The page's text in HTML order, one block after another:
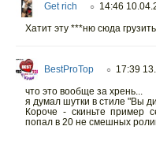
Get rich ○ 14:46
Хатит эту ***ню сюда грузить
BestProTop ○ 17:39
что это вообще за хрень...
я думал шутки в стиле "Вы
Короче - скиньте пример
попал в 20 не смешных